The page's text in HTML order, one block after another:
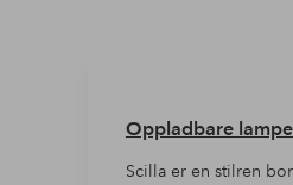
Oppladbare
Scilla er en stilren